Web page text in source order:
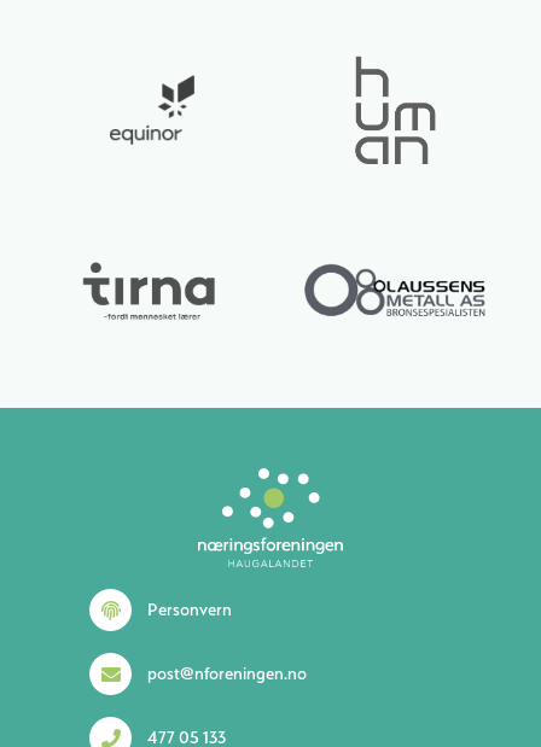
Personvern
post@nforeningen.no
477 05 133
Lurer du på noe? 😊